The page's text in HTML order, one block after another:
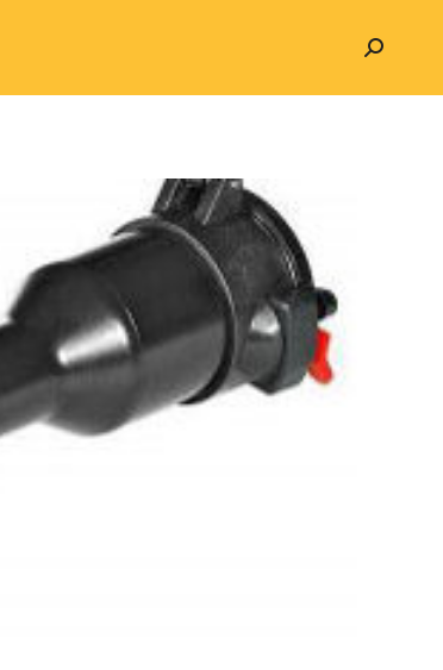
Search: